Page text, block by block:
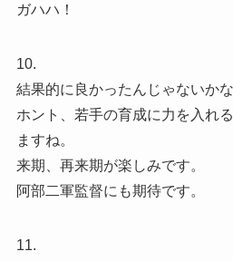
ガハハ！
10.
結果的に良かったんじゃないかな
ホント、若手の育成に力を入れ
ますね。
来期、再来期が楽しみです。
阿部二軍監督にも期待です。
11.